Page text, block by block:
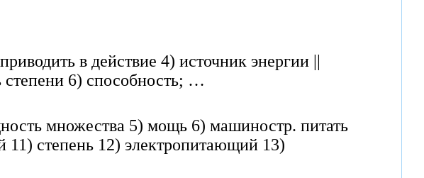
в действие 4) источник энергии ||
степени 6) способность; …
множества 5) мощь 6) машиностр. питать
11) степень 12) электропитающий 13)